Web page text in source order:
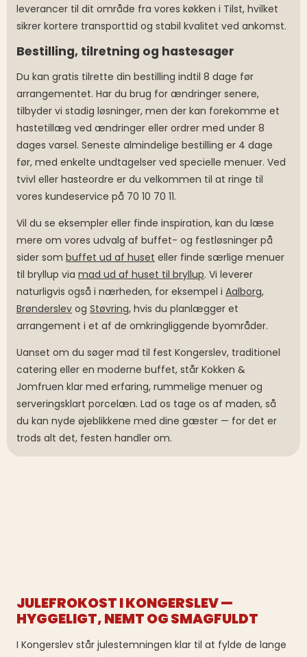
leverancer til dit område fra vores køkken i Tilst, hvilket
sikrer kortere transporttid og stabil kvalitet ved ankomst.
Bestilling, tilretning og hastesager
Du kan gratis tilrette din bestilling indtil 8 dage før
arrangementet. Har du brug for ændringer senere,
tilbyder vi stadig løsninger, men der kan forekomme et
hastetillæg ved ændringer eller ordrer med under 8
dages varsel. Seneste almindelige bestilling er 4 dage
før, med enkelte undtagelser ved specielle menuer. Ved
tvivl eller hasteordre er du velkommen til at ringe til
vores kundeservice på 70 10 70 11.
Vil du se eksempler eller finde inspiration, kan du læse
mere om vores udvalg af buffet- og festløsninger på
sider som buffet ud af huset eller finde særlige menuer
til bryllup via mad ud af huset til bryllup. Vi leverer
naturligvis også i nærheden, for eksempel i Aalborg,
Brønderslev og Støvring, hvis du planlægger et
arrangement i et af de omkringliggende byområder.
Uanset om du søger mad til fest Kongerslev, traditionel
catering eller en moderne buffet, står Kokken &
Jomfruen klar med erfaring, rummelige menuer og
serveringsklart porcelæn. Lad os tage os af maden, så
du kan nyde øjeblikkene med dine gæster — for det er
trods alt det, festen handler om.
JULEFROKOST I KONGERSLEV —
HYGGELIGT, NEMT OG SMAGFULDT
I Kongerslev står julestemningen klar til at fylde de lange